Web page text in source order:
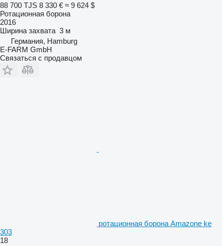
88 700 TJS 8 330 € ≈ 9 624 $
Ротационная борона
2016
Ширина захвата 3 м
Германия, Hamburg
E-FARM GmbH
Связаться с продавцом
ротационная борона Amazone ke
303
18